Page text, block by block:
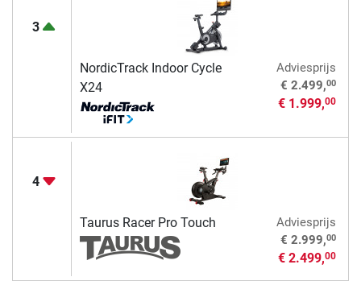
3
NordicTrack Indoor Cycle
X24
Adviesprijs
€ 2.499,00
€ 1.999,00
4
Taurus Racer Pro Touch
Adviesprijs
€ 2.999,00
€ 2.499,00